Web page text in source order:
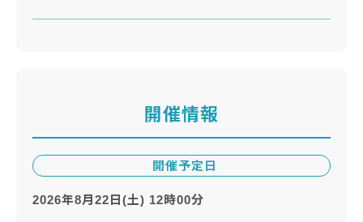
開催情報
開催予定日
2026年8月22日(土) 12時00分